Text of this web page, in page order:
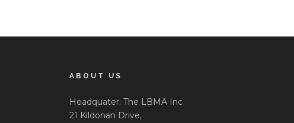
ABOUT US
Headquater: The LBMA Inc
21 Kildonan Drive,